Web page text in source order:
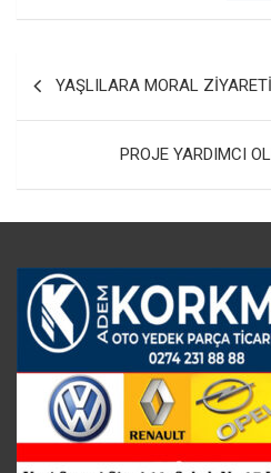
gezinmesi
YAŞLILARA MORAL ZİYARETİ
PROJE YARDIMCI